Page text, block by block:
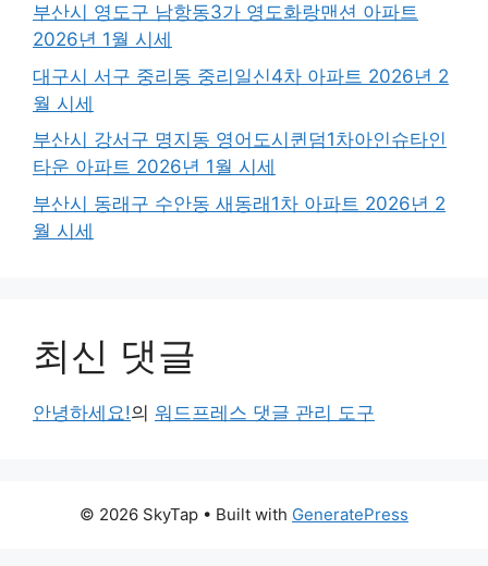
부산시 영도구 남항동3가 영도화랑맨션 아파트
2026년 1월 시세
대구시 서구 중리동 중리일신4차 아파트 2026년 2
월 시세
부산시 강서구 명지동 영어도시퀸덤1차아인슈타인
타운 아파트 2026년 1월 시세
부산시 동래구 수안동 새동래1차 아파트 2026년 2
월 시세
최신 댓글
안녕하세요!의 워드프레스 댓글 관리 도구
© 2026 SkyTap • Built with GeneratePress